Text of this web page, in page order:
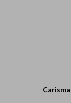
Carisma